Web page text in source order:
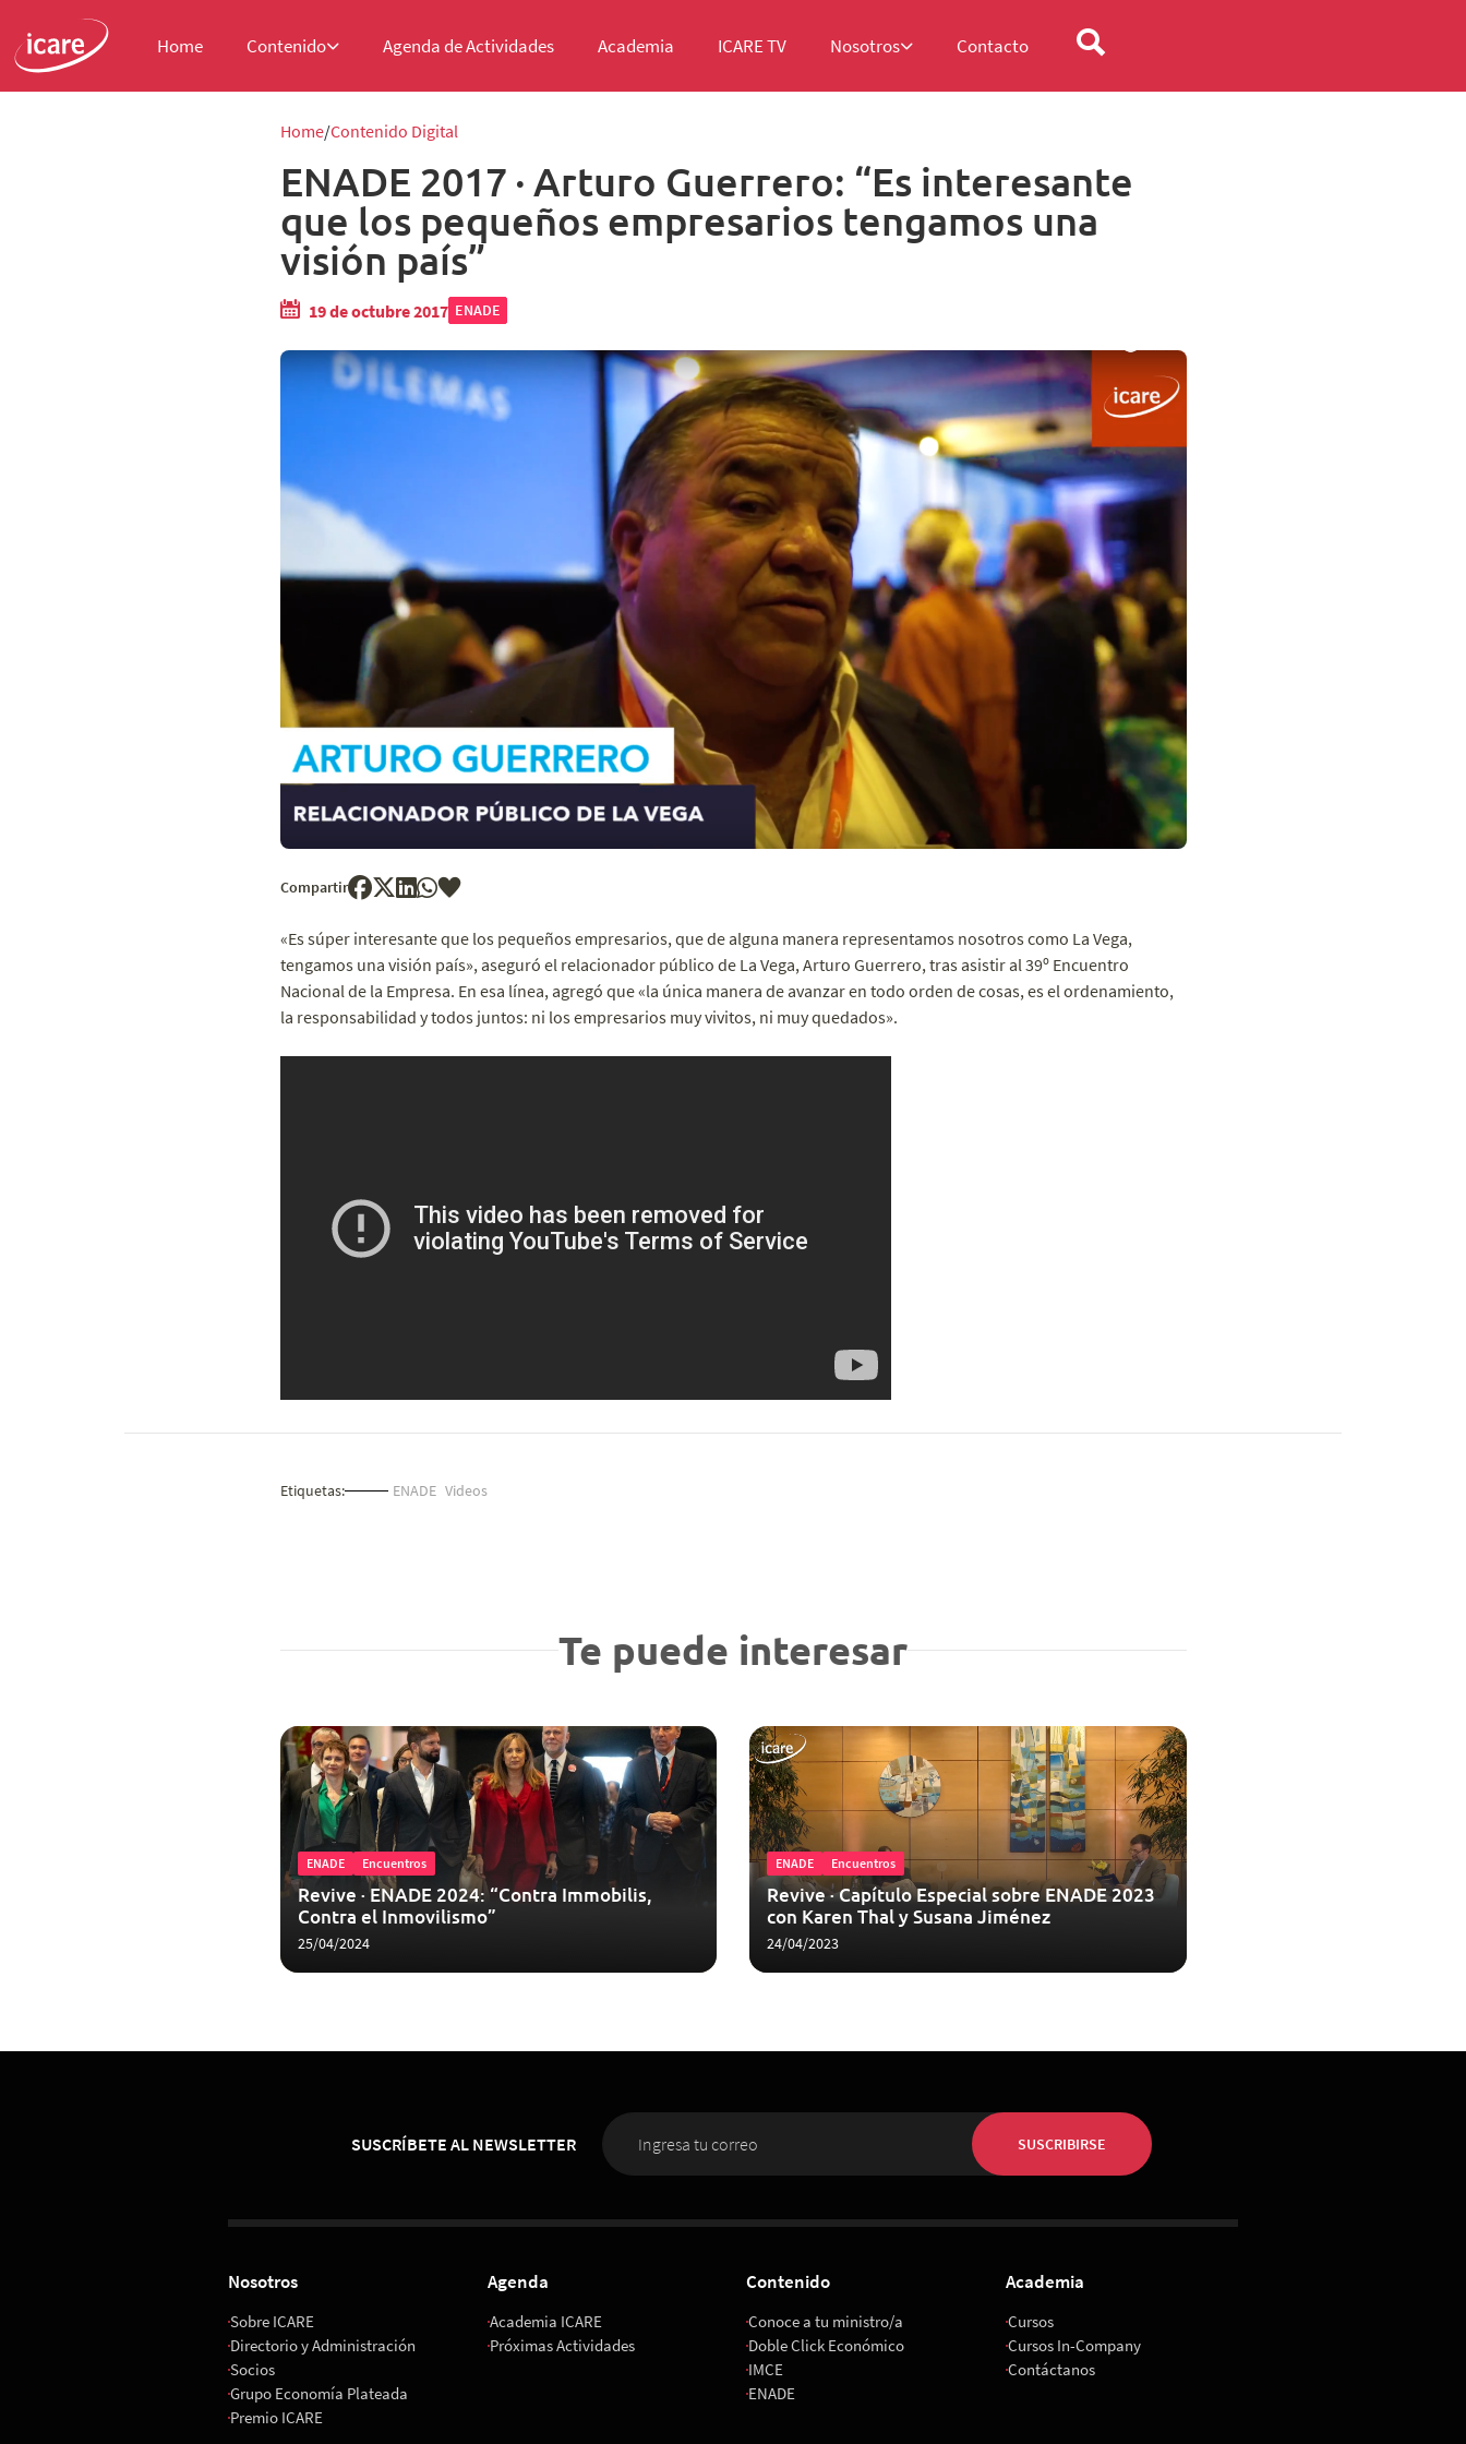
Home Contenido Agenda de Actividades Academia ICARE TV Nosotros Contacto
Home Contenido Digital
ENADE 2017 · Arturo Guerrero: “Es interesante
que los pequeños empresarios tengamos una
visión país”
19 de octubre 2017 ENADE
Compartir
«Es súper interesante que los pequeños empresarios, que de alguna manera representamos nosotros como La Vega,
tengamos una visión país», aseguró el relacionador público de La Vega, Arturo Guerrero, tras asistir al 39º Encuentro
Nacional de la Empresa. En esa línea, agregó que «la única manera de avanzar en todo orden de cosas, es el ordenamiento,
la responsabilidad y todos juntos: ni los empresarios muy vivitos, ni muy quedados».
Etiquetas: ENADE Videos
Te puede interesar
ENADE Encuentros
Revive ∙ ENADE 2024: “Contra Immobilis,
Contra el Inmovilismo”
25/04/2024
ENADE Encuentros
Revive · Capítulo Especial sobre ENADE 2023
con Karen Thal y Susana Jiménez
24/04/2023
SUSCRÍBETE AL NEWSLETTER SUSCRIBIRSE
Nosotros
Sobre ICARE
Directorio y Administración
Socios
Grupo Economía Plateada
Premio ICARE
Agenda
Academia ICARE
Próximas Actividades
Contenido
Conoce a tu ministro/a
Doble Click Económico
IMCE
ENADE
Academia
Cursos
Cursos In-Company
Contáctanos